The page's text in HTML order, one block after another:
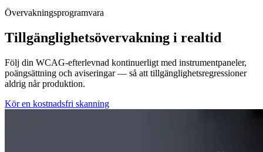
Övervakningsprogramvara
Tillgänglighetsövervakning i realtid
Följ din WCAG-efterlevnad kontinuerligt med instrumentpaneler,
poängsättning och aviseringar — så att tillgänglighetsregressioner
aldrig når produktion.
Kör en kostnadsfri skanning